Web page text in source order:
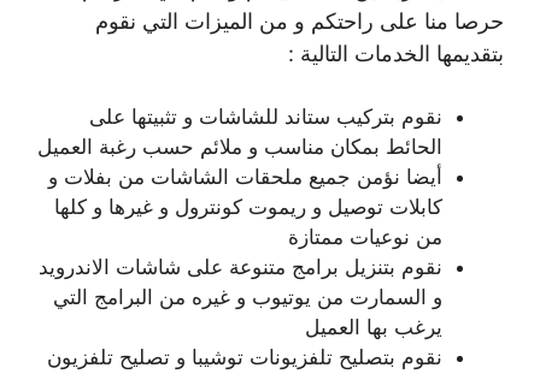
حرصا منا على راحتكم و من الميزات التي نقوم
بتقديمها الخدمات التالية :
نقوم بتركيب ستاند للشاشات و تثبيتها على
الحائط بمكان مناسب و ملائم حسب رغبة العميل
أيضا نؤمن جميع ملحقات الشاشات من بفلات و
كابلات توصيل و ريموت كونترول و غيرها و كلها
من نوعيات ممتازة
نقوم بتنزيل برامج متنوعة على شاشات الاندرويد
و السمارت من يوتيوب و غيره من البرامج التي
يرغب بها العميل
نقوم بتصليح تلفزيونات توشيبا و تصليح تلفزيون